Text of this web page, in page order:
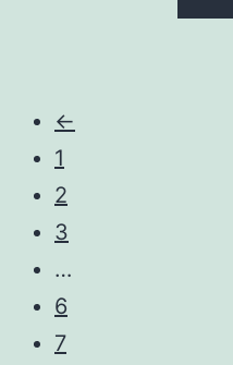
←
1
2
3
…
6
7